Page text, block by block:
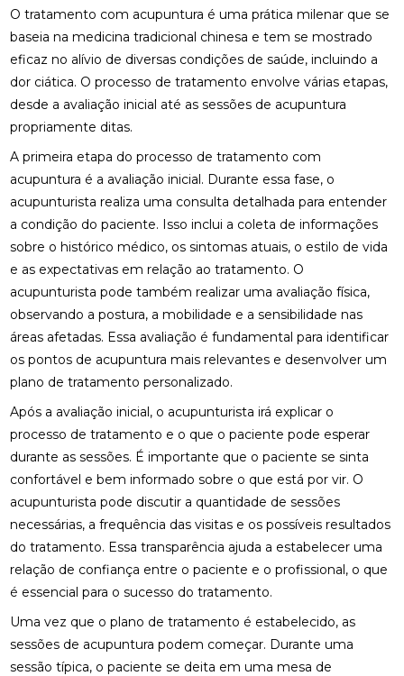
O tratamento com acupuntura é uma prática milenar que se
baseia na medicina tradicional chinesa e tem se mostrado
eficaz no alívio de diversas condições de saúde, incluindo a
dor ciática. O processo de tratamento envolve várias etapas,
desde a avaliação inicial até as sessões de acupuntura
propriamente ditas.
A primeira etapa do processo de tratamento com
acupuntura é a avaliação inicial. Durante essa fase, o
acupunturista realiza uma consulta detalhada para entender
a condição do paciente. Isso inclui a coleta de informações
sobre o histórico médico, os sintomas atuais, o estilo de vida
e as expectativas em relação ao tratamento. O
acupunturista pode também realizar uma avaliação física,
observando a postura, a mobilidade e a sensibilidade nas
áreas afetadas. Essa avaliação é fundamental para identificar
os pontos de acupuntura mais relevantes e desenvolver um
plano de tratamento personalizado.
Após a avaliação inicial, o acupunturista irá explicar o
processo de tratamento e o que o paciente pode esperar
durante as sessões. É importante que o paciente se sinta
confortável e bem informado sobre o que está por vir. O
acupunturista pode discutir a quantidade de sessões
necessárias, a frequência das visitas e os possíveis resultados
do tratamento. Essa transparência ajuda a estabelecer uma
relação de confiança entre o paciente e o profissional, o que
é essencial para o sucesso do tratamento.
Uma vez que o plano de tratamento é estabelecido, as
sessões de acupuntura podem começar. Durante uma
sessão típica, o paciente se deita em uma mesa de
FATORES IMPORTANTES
FATORES QUE INFLUENCIAM
DESCUBRA O PREÇO DAS PALMILHAS PARA
FASCITE PLANTAR E COMO ESCOLHER A IDEAL
DESCUBRA ONDE FAZER FISIOTERAPIA
RESPIRATÓRIA COM QUALIDADE E SEGURANÇA
DESCUBRA OS BENEFÍCIOS DA ACUPUNTURA RJ
PARA A SUA SAÚDE
DESCUBRA OS BENEFÍCIOS DA ACUPUNTURA RJ
PARA SUA SAÚDE E BEM-ESTAR
DESCUBRA OS BENEFÍCIOS DA CLÍNICA DE
QUIROPRAXIA PARA SUA SAÚDE
DESCUBRA OS BENEFÍCIOS DA OSTEOPATIA
DESCUBRA OS BENEFÍCIOS DA QUIROPRAXIA NA
FISIOTERAPIA
DESCUBRA OS BENEFÍCIOS DE UMA CLÍNICA DE
OSTEOPATIA PARA SUA SAÚDE
DICAS PARA ESCOLHER A MELHOR PALMILHA PARA
JOANETE
RECOMENDADA?
VOCÊ